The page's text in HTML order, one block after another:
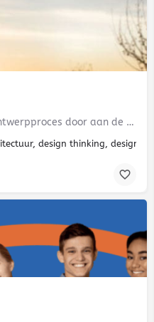
De leerlingen doorlopen het ontwerpproces door aan de slag te gaan met het ontwerpen van een rustgevende…
design thinking, design,